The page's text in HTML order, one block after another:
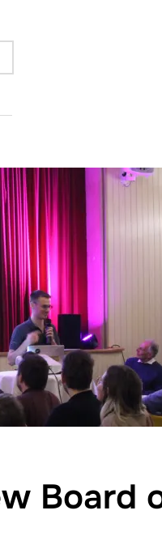
32 – VORBEREITUNGEN
Board